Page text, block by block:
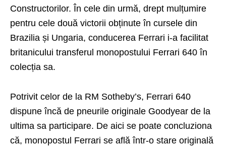
Constructorilor. În cele din urmă, drept mulțumire
pentru cele două victorii obținute în cursele din
Brazilia și Ungaria, conducerea Ferrari i-a facilitat
britanicului transferul monopostului Ferrari 640 în
colecția sa.
Potrivit celor de la RM Sotheby’s, Ferrari 640
dispune încă de pneurile originale Goodyear de la
ultima sa participare. De aici se poate concluziona
că, monopostul Ferrari se află într-o stare originală